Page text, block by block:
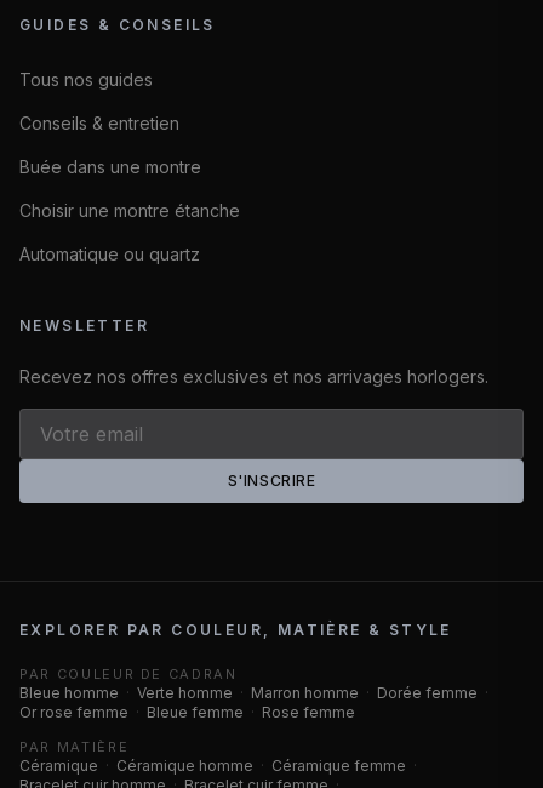
GUIDES & CONSEILS
Tous nos guides
Conseils & entretien
Buée dans une montre
Choisir une montre étanche
Automatique ou quartz
NEWSLETTER
Recevez nos offres exclusives et nos arrivages horlogers.
S'INSCRIRE
EXPLORER PAR COULEUR, MATIÈRE & STYLE
PAR COULEUR DE CADRAN
Bleue homme · Verte homme · Marron homme · Dorée femme ·
Or rose femme · Bleue femme · Rose femme
PAR MATIÈRE
Céramique · Céramique homme · Céramique femme ·